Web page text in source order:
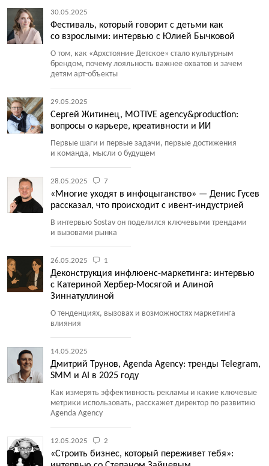
30.05.2025
Фестиваль, который говорит с детьми как
со взрослыми: интервью с Юлией Бычковой
О том, как «Архстояние Детское» стало культурным
брендом, почему лояльность важнее охватов и зачем
детям арт-объекты
29.05.2025
Сергей Житинец, MOTIVE agency&production:
вопросы о карьере, креативности и ИИ
Первые шаги и первые задачи, первые достижения
и команда, мысли о будущем
28.05.2025 7
«Многие уходят в инфоцыганство» — Денис Гусев
рассказал, что происходит с ивент-индустрией
В интервью Sostav он поделился ключевыми трендами
и вызовами рынка
26.05.2025 1
Деконструкция инфлюенс-маркетинга: интервью
с Катериной Хербер-Мосягой и Алиной
Зиннатуллиной
О тенденциях, вызовах и возможностях маркетинга
влияния
14.05.2025
Дмитрий Трунов, Agenda Agency: тренды Telegram,
SMM и AI в 2025 году
Как измерять эффективность рекламы и какие ключевые
метрики использовать, расскажет директор по развитию
Agenda Agency
12.05.2025 2
«Строить бизнес, который переживет тебя»: